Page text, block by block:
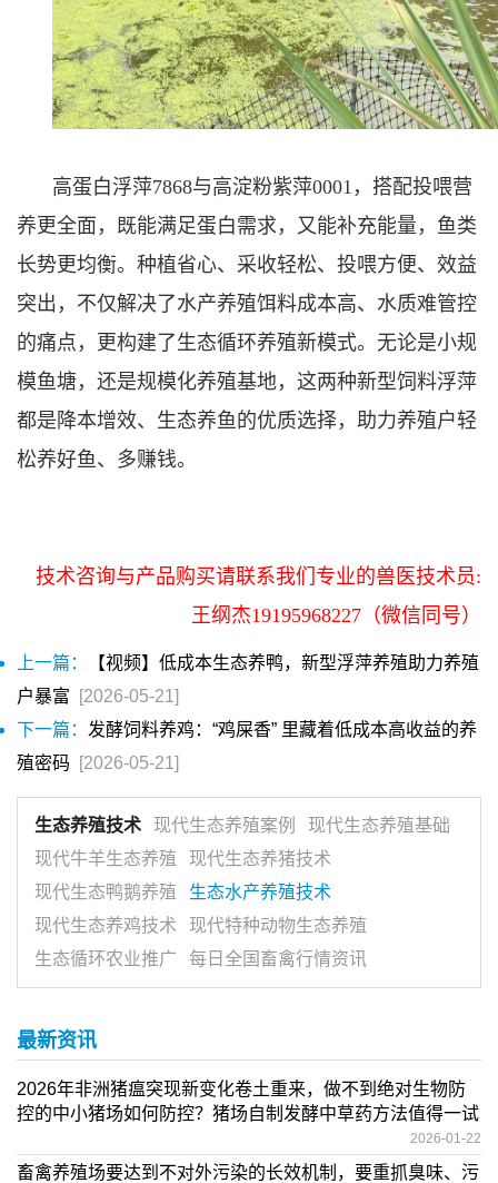
高蛋白浮萍7868与高淀粉紫萍0001，搭配投喂营
养更全面，既能满足蛋白需求，又能补充能量，鱼类
长势更均衡。种植省心、采收轻松、投喂方便、效益
突出，不仅解决了水产养殖饵料成本高、水质难管控
的痛点，更构建了生态循环养殖新模式。无论是小规
模鱼塘，还是规模化养殖基地，这两种新型饲料浮萍
都是降本增效、生态养鱼的优质选择，助力养殖户轻
松养好鱼、多赚钱。
技术咨询与产品购买请联系我们专业的兽医技术员:
王纲杰19195968227（微信同号）
上一篇：
【视频】低成本生态养鸭，新型浮萍养殖助力养殖
户暴富
[2026-05-21]
下一篇： 发酵饲料养鸡：“鸡屎香” 里藏着低成本高收益的养
殖密码
[2026-05-21]
生态养殖技术 现代生态养殖案例
现代生态养殖基础
现代牛羊生态养殖
现代生态养猪技术
现代生态鸭鹅养殖
生态水产养殖技术
现代生态养鸡技术
现代特种动物生态养殖
生态循环农业推广
每日全国畜禽行情资讯
最新资讯
2026年非洲猪瘟突现新变化卷土重来，做不到绝对生物防
控的中小猪场如何防控？猪场自制发酵中草药方法值得一试
2026-01-22
畜禽养殖场要达到不对外污染的长效机制，要重抓臭味、污